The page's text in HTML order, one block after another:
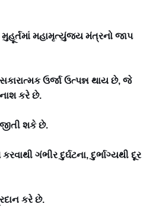
મહામૃત્યુંજય મંત્રનો જાપ
ઉર્જા ઉત્પન્ન થાય છે, જે
કરે છે.
શકે છે.
ગંભીર દુર્ઘટના, દુર્ભાગ્યથી દૂર
કરે છે.